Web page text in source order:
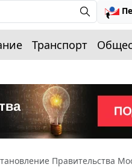
Транспорт
Правительства